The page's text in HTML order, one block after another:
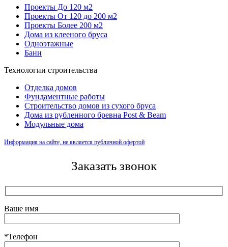
Проекты До 120 м2
Проекты От 120 до 200 м2
Проекты Более 200 м2
Дома из клееного бруса
Одноэтажные
Бани
Технологии строительства
Отделка домов
Фундаментные работы
Строительство домов из сухого бруса
Дома из рубленного бревна Post & Beam
Модульные дома
Информация на сайте, не является публичной офертой
Заказать звонок
Ваше имя
*Телефон